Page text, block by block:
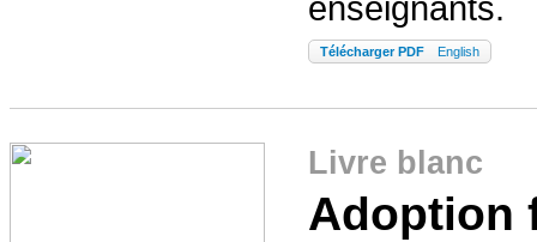
Télécharger PDF English
Livre blanc
Adoption